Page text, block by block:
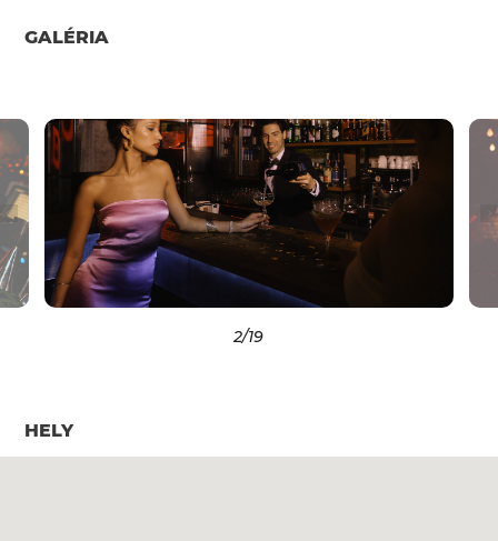
GALÉRIA
2/19
HELY